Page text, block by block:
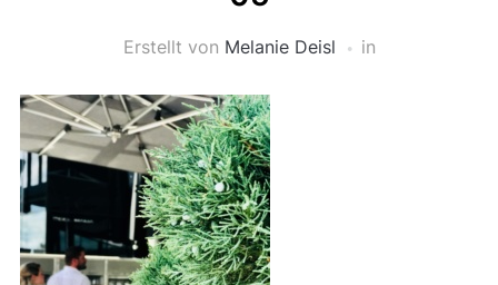
Erstellt von Melanie Deisl in